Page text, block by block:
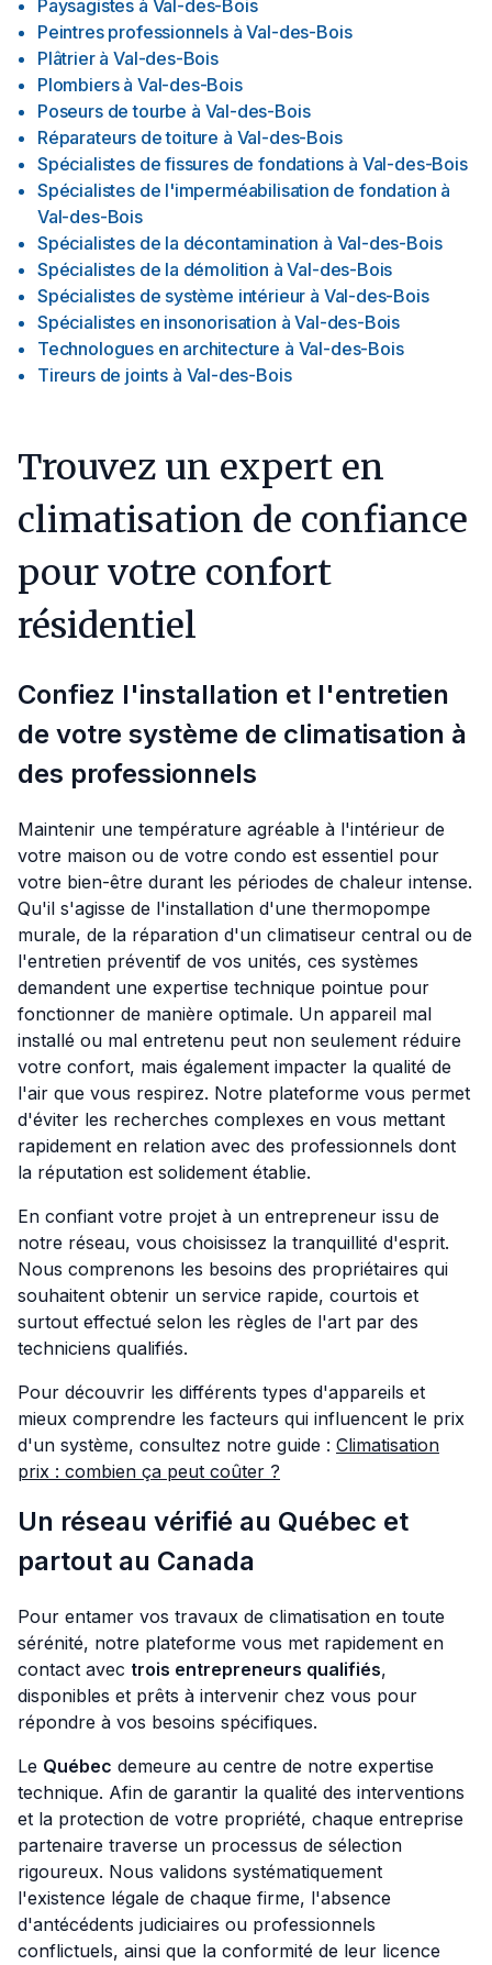
Paysagistes à Val-des-Bois
Peintres professionnels à Val-des-Bois
Plâtrier à Val-des-Bois
Plombiers à Val-des-Bois
Poseurs de tourbe à Val-des-Bois
Réparateurs de toiture à Val-des-Bois
Spécialistes de fissures de fondations à Val-des-Bois
Spécialistes de l'imperméabilisation de fondation à
Val-des-Bois
Spécialistes de la décontamination à Val-des-Bois
Spécialistes de la démolition à Val-des-Bois
Spécialistes de système intérieur à Val-des-Bois
Spécialistes en insonorisation à Val-des-Bois
Technologues en architecture à Val-des-Bois
Tireurs de joints à Val-des-Bois
Trouvez un expert en
climatisation de confiance
pour votre confort
résidentiel
Confiez l'installation et l'entretien
de votre système de climatisation à
des professionnels
Maintenir une température agréable à l'intérieur de
votre maison ou de votre condo est essentiel pour
votre bien-être durant les périodes de chaleur intense.
Qu'il s'agisse de l'installation d'une thermopompe
murale, de la réparation d'un climatiseur central ou de
l'entretien préventif de vos unités, ces systèmes
demandent une expertise technique pointue pour
fonctionner de manière optimale. Un appareil mal
installé ou mal entretenu peut non seulement réduire
votre confort, mais également impacter la qualité de
l'air que vous respirez. Notre plateforme vous permet
d'éviter les recherches complexes en vous mettant
rapidement en relation avec des professionnels dont
la réputation est solidement établie.
En confiant votre projet à un entrepreneur issu de
notre réseau, vous choisissez la tranquillité d'esprit.
Nous comprenons les besoins des propriétaires qui
souhaitent obtenir un service rapide, courtois et
surtout effectué selon les règles de l'art par des
techniciens qualifiés.
Pour découvrir les différents types d'appareils et
mieux comprendre les facteurs qui influencent le prix
d'un système, consultez notre guide : Climatisation
prix : combien ça peut coûter ?
Un réseau vérifié au Québec et
partout au Canada
Pour entamer vos travaux de climatisation en toute
sérénité, notre plateforme vous met rapidement en
contact avec trois entrepreneurs qualifiés,
disponibles et prêts à intervenir chez vous pour
répondre à vos besoins spécifiques.
Le Québec demeure au centre de notre expertise
technique. Afin de garantir la qualité des interventions
et la protection de votre propriété, chaque entreprise
partenaire traverse un processus de sélection
rigoureux. Nous validons systématiquement
l'existence légale de chaque firme, l'absence
d'antécédents judiciaires ou professionnels
conflictuels, ainsi que la conformité de leur licence